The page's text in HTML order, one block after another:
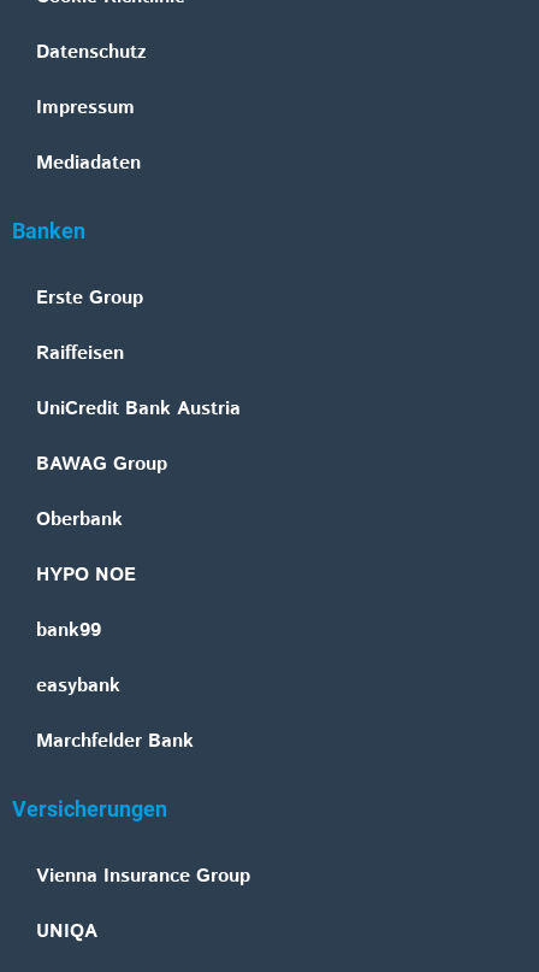
Datenschutz
Impressum
Mediadaten
Banken
Erste Group
Raiffeisen
UniCredit Bank Austria
BAWAG Group
Oberbank
HYPO NOE
bank99
easybank
Marchfelder Bank
Versicherungen
Vienna Insurance Group
UNIQA